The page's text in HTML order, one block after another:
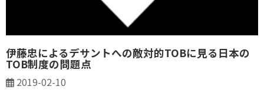
伊藤忠によるデサントへの敵対的TOBに見る日本の
TOB制度の問題点
2019-02-10